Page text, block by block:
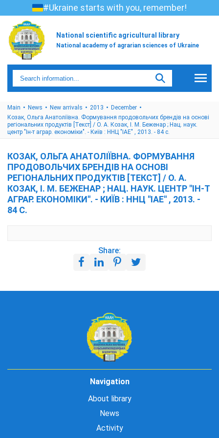
#Ukraine starts with you, remember!
National scientific agricultural library
National academy of agrarian sciences of Ukraine
Main News New arrivals 2013
December
Козак, Ольга Анатоліївна. Формування продовольчих брендів на основі
регіональних продуктів [Текст] / О. А. Козак, І. М. Беженар ; Нац. наук.
центр "Ін-т аграр. економіки". - Київ : ННЦ "ІАЕ" , 2013. - 84 с.
КОЗАК, ОЛЬГА АНАТОЛІЇВНА. ФОРМУВАННЯ
ПРОДОВОЛЬЧИХ БРЕНДІВ НА ОСНОВІ
РЕГІОНАЛЬНИХ ПРОДУКТІВ [ТЕКСТ] / О. А.
КОЗАК, І. М. БЕЖЕНАР ; НАЦ. НАУК. ЦЕНТР "ІН-Т
АГРАР. ЕКОНОМІКИ". - КИЇВ : ННЦ "ІАЕ" , 2013. -
84 С.
Share:
Navigation
About library
News
Activity